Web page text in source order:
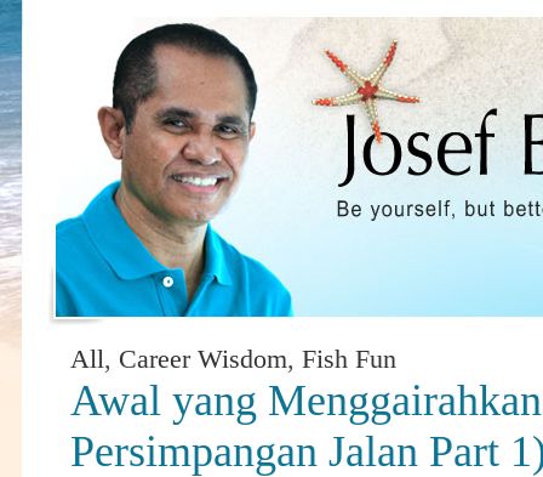
All, Career Wisdom, Fish Fun
Awal yang
Persimpangan Jalan Part